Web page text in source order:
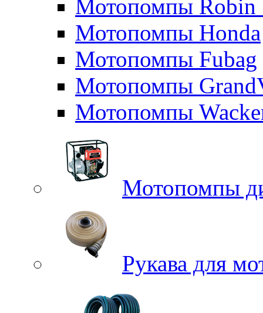
Мотопомпы Robin
Мотопомпы Honda
Мотопомпы Fubag
Мотопомпы
Мотопомпы
Мотопомпы
Рукава для